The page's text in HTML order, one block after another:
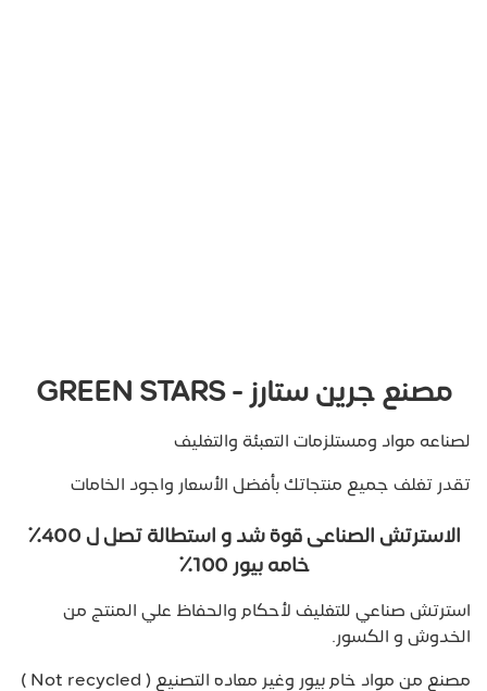
مصنعجرين ستارز - GREEN STARS
لصناعه مواد ومستلزمات التعبئة والتغليف
تقدر تغلف جميع منتجاتك بأفضل الأسعار واجود الخامات
الاسترتش الصناعى قوة شد و استطالة تصل ل 400٪
خامه بيور 100٪
استرتش صناعي للتغليف لأحكام والحفاظ علي المنتج من
الخدوش و الكسور.
مصنع من مواد خام بيور وغير معاده التصنيع ( Not recycled )